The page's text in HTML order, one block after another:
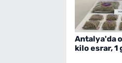
Antalya'da
kilo esrar, 1